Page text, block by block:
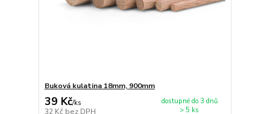
Buková kulatina 18mm, 900mm
39 Kč/ks
32 Kč bez DPH
dostupné do 3 dnů
> 5 ks